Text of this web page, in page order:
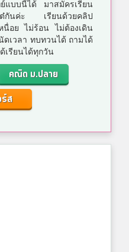
แบบนี้ได้ มาสมัครเรียน
ต๋กันค่ะ เรียนด้วยคลิป
นื่อย ไม่ร้อน ไม่ต้องเดิน
ดเวลา ทบทวนได้ ถามได้
เรียนได้ทุกวัน
คณิต ม.ปลาย
ส